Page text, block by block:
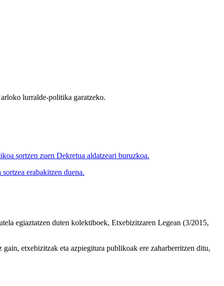
lurralde-politika garatzeko.
sortzen zuen Dekretua aldatzeari buruzkoa.
erabakitzen duena.
egiaztatzen duten kolektiboek, Etxebizitzaren Legean (3/2015,
gain, etxebizitzak eta azpiegitura publikoak ere zaharberritzen ditu,